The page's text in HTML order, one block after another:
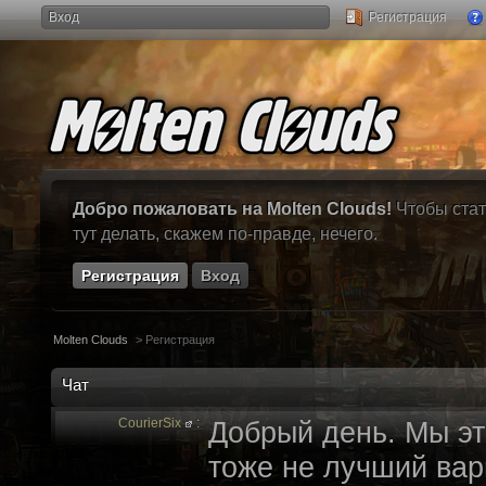
Вход Регистрация
Добро пожаловать на Molten Clouds! Чтобы
тут делать, скажем по-правде, нечего.
Регистрация Вход
Molten Clouds > Регистрация
Чат
CourierSix : Добрый день. Мы
тоже не лучший